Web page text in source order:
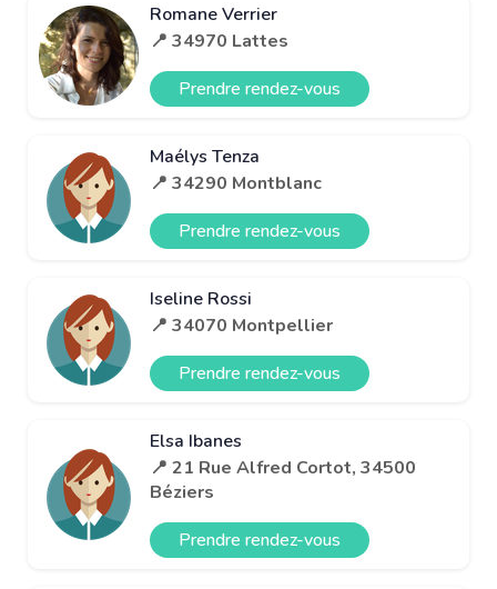
Romane Verrier
📍 34970 Lattes
Prendre rendez-vous
Maélys Tenza
📍 34290 Montblanc
Prendre rendez-vous
Iseline Rossi
📍 34070 Montpellier
Prendre rendez-vous
Elsa Ibanes
📍 21 Rue Alfred Cortot, 34500
Béziers
Prendre rendez-vous